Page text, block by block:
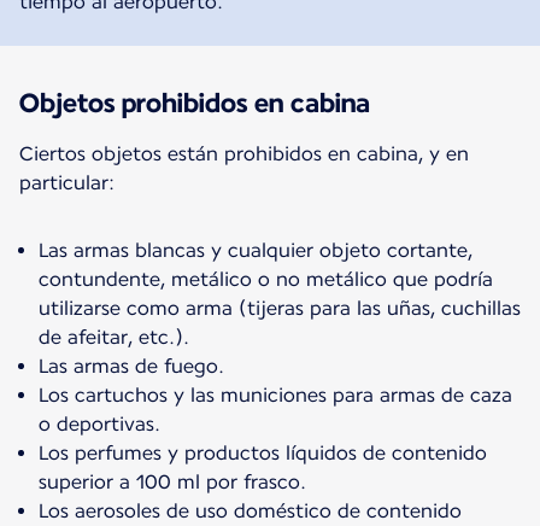
Objetos prohibidos en cabina
Ciertos objetos están prohibidos en cabina, y en
particular:
Las armas blancas y cualquier objeto cortante,
contundente, metálico o no metálico que podría
utilizarse como arma (tijeras para las uñas, cuchillas
de afeitar, etc.).
Las armas de fuego.
Los cartuchos y las municiones para armas de caza
o deportivas.
Los perfumes y productos líquidos de contenido
superior a 100 ml por frasco.
Los aerosoles de uso doméstico de contenido